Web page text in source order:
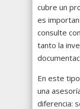
cubre un
es
consulte
tanto la
En este
una
diferencia: